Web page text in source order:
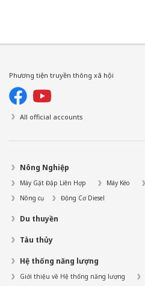
Phương tiện truyền thông xã hội
All official accounts
Nông Nghiệp
Máy Gặt Đập Liên Hợp Máy Kéo
Nông cụ
Động Cơ Diesel
Du thuyền
Tàu thủy
Hệ thống năng lượng
Giới thiệu về Hệ thống năng lượng